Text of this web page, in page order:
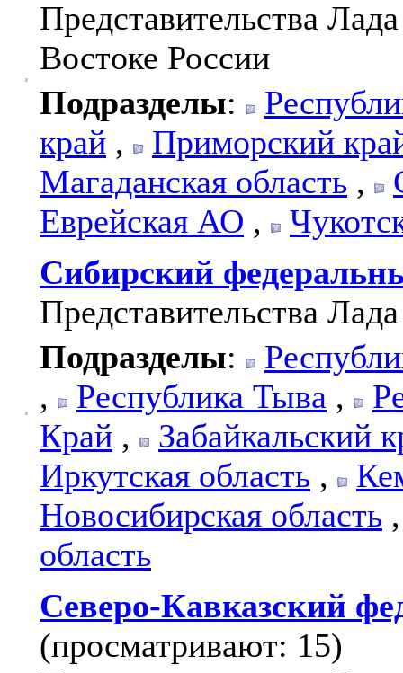
Представительства
Востоке России
Подразделы:
край ,
Приморский
Магаданская область ,
Еврейская АО ,
Сибирский
Представительства
Подразделы:
,
Республика Тыва ,
Край ,
Забайкальский
Иркутская область ,
Новосибирская область
область
Северо-Кавказский
(просматривают: 15)